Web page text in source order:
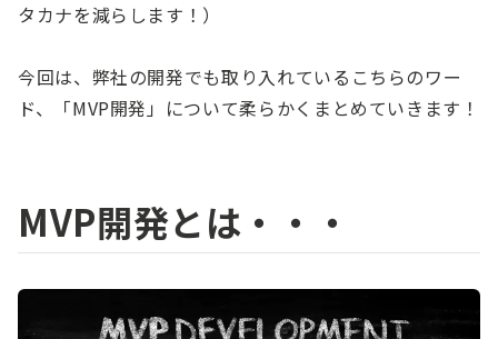
タカナを減らします！）
今回は、弊社の開発でも取り入れているこちらのワー
ド、「MVP開発」について柔らかくまとめていきます！
MVP開発とは・・・